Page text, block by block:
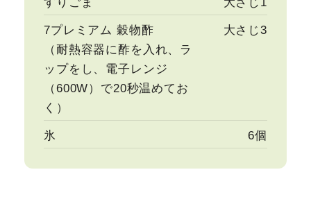
7プレミアム 穀物酢
（耐熱容器に酢を入れ、ラ
ップをし、電子レンジ
（600W）で20秒温めてお
く）
大さじ3
氷 6個